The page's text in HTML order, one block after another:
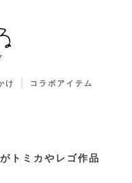
け コラボアイテム
トミカやレゴ作品